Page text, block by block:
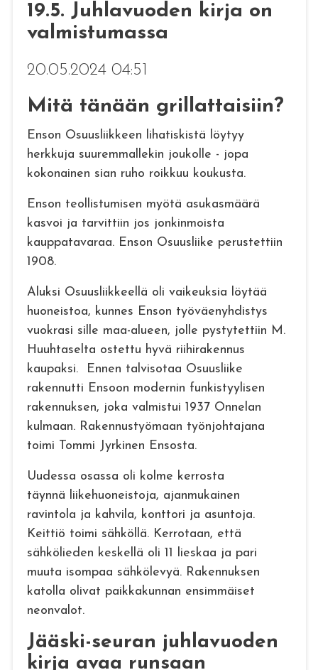
19.5. Juhlavuoden kirja on
valmistumassa
20.05.2024 04:51
Mitä tänään grillattaisiin?
Enson Osuusliikkeen lihatiskistä löytyy
herkkuja suuremmallekin joukolle - jopa
kokonainen sian ruho roikkuu koukusta.
Enson teollistumisen myötä asukasmäärä
kasvoi ja tarvittiin jos jonkinmoista
kauppatavaraa. Enson Osuusliike perustettiin
1908.
Aluksi Osuusliikkeellä oli vaikeuksia löytää
huoneistoa, kunnes Enson työväenyhdistys
vuokrasi sille maa-alueen, jolle pystytettiin M.
Huuhtaselta ostettu hyvä riihirakennus
kaupaksi. Ennen talvisotaa Osuusliike
rakennutti Ensoon modernin funkistyylisen
rakennuksen, joka valmistui 1937 Onnelan
kulmaan. Rakennustyömaan työnjohtajana
toimi Tommi Jyrkinen Ensosta.
Uudessa osassa oli kolme kerrosta
täynnä liikehuoneistoja, ajanmukainen
ravintola ja kahvila, konttori ja asuntoja.
Keittiö toimi sähköllä. Kerrotaan, että
sähkölieden keskellä oli 11 lieskaa ja pari
muuta isompaa sähkölevyä. Rakennuksen
katolla olivat paikkakunnan ensimmäiset
neonvalot.
Jääski-seuran juhlavuoden
kirja avaa runsaan